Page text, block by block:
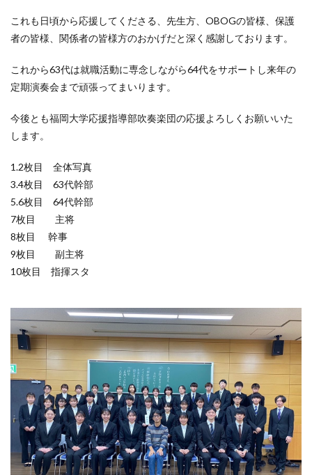
これも日頃から応援してくださる、先生方、OBOGの皆様、保護
者の皆様、関係者の皆様方のおかげだと深く感謝しております。
これから63代は就職活動に専念しながら64代をサポートし来年の
定期演奏会まで頑張ってまいります。
今後とも福岡大学応援指導部吹奏楽団の応援よろしくお願いいた
します。
1.2枚目 全体写真
3.4枚目 63代幹部
5.6枚目 64代幹部
7枚目 主将
8枚目 幹事
9枚目 副主将
10枚目 指揮スタ